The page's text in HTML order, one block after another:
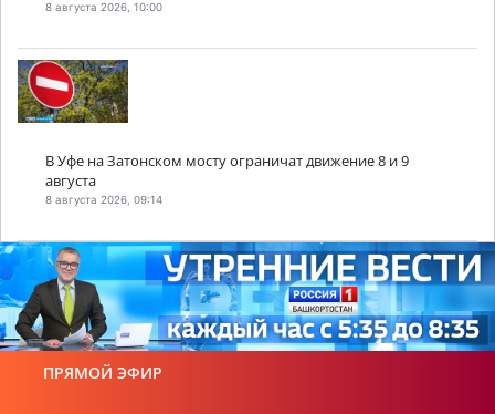
8 августа 2026, 10:00
В Уфе на Затонском мосту ограничат движение 8 и 9
августа
8 августа 2026, 09:14
ПРЯМОЙ ЭФИР